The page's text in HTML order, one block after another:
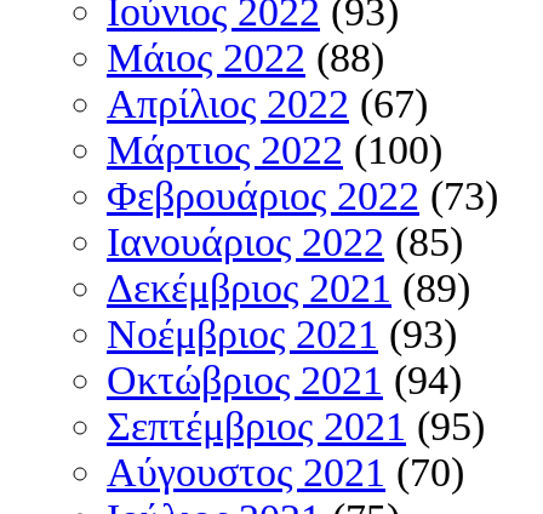
Ιούνιος 2022 (93)
Μάιος 2022 (88)
Απρίλιος 2022 (67)
Μάρτιος 2022 (100)
Φεβρουάριος 2022 (73)
Ιανουάριος 2022 (85)
Δεκέμβριος 2021 (89)
Νοέμβριος 2021 (93)
Οκτώβριος 2021 (94)
Σεπτέμβριος 2021 (95)
Αύγουστος 2021 (70)